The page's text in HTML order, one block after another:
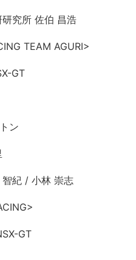
究所 佐伯 昌浩
TEAM AGURI>
GT
ン
智紀 / 小林 崇志
GT